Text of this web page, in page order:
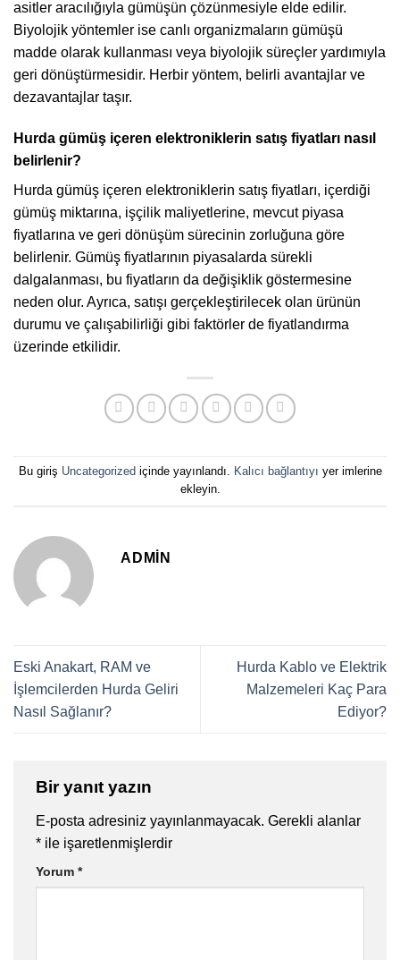
asitler aracılığıyla gümüşün çözünmesiyle elde edilir.
Biyolojik yöntemler ise canlı organizmaların gümüşü
madde olarak kullanması veya biyolojik süreçler yardımıyla
geri dönüştürmesidir. Herbir yöntem, belirli avantajlar ve
dezavantajlar taşır.
Hurda gümüş içeren elektroniklerin satış fiyatları nasıl
belirlenir?
Hurda gümüş içeren elektroniklerin satış fiyatları, içerdiği
gümüş miktarına, işçilik maliyetlerine, mevcut piyasa
fiyatlarına ve geri dönüşüm sürecinin zorluğuna göre
belirlenir. Gümüş fiyatlarının piyasalarda sürekli
dalgalanması, bu fiyatların da değişiklik göstermesine
neden olur. Ayrıca, satışı gerçekleştirilecek olan ürünün
durumu ve çalışabilirliği gibi faktörler de fiyatlandırma
üzerinde etkilidir.
Bu giriş Uncategorized içinde yayınlandı. Kalıcı bağlantıyı yer imlerine
ekleyin.
ADMIN
Eski Anakart, RAM ve
İşlemcilerden Hurda Geliri
Nasıl Sağlanır?
Hurda Kablo ve Elektrik
Malzemeleri Kaç Para
Ediyor?
Bir yanıt yazın
E-posta adresiniz yayınlanmayacak. Gerekli alanlar
* ile işaretlenmişlerdir
Yorum *